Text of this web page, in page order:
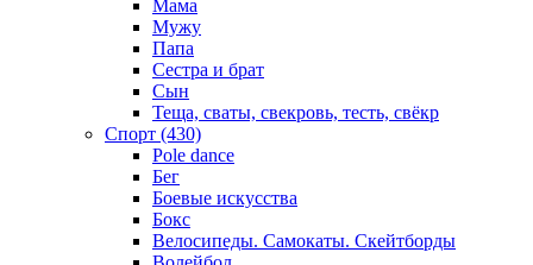
Мама
Мужу
Папа
Сестра и брат
Сын
Теща, сваты, свекровь, тесть, свёкр
Спорт (430)
Pole dance
Бег
Боевые искусства
Бокс
Велосипеды. Самокаты. Скейтборды